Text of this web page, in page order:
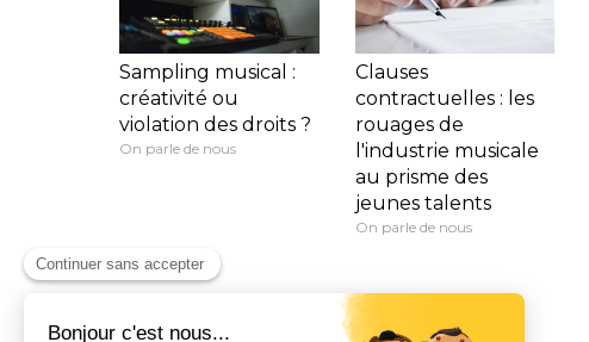
Sampling musical :
créativité ou
violation des droits ?
On parle de nous
Clauses
contractuelles : les
rouages de
l'industrie musicale
au prisme des
jeunes talents
On parle de nous